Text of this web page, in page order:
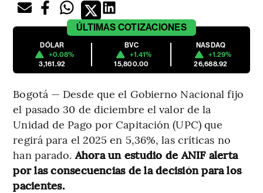
ÚLTIMAS COTIZACIONES
DÓLAR
+0.08%
3,161.92
BVC
+1.41%
15,800.00
NASDAQ
+1.29%
26,688.92
Bogotá — Desde que el Gobierno Nacional fijo
el pasado 30 de diciembre el valor de la
Unidad de Pago por Capitación (UPC) que
regirá para el 2025 en 5,36%, las críticas no
han parado. Ahora un estudio de ANIF alerta
por las consecuencias de la decisión para los
pacientes.